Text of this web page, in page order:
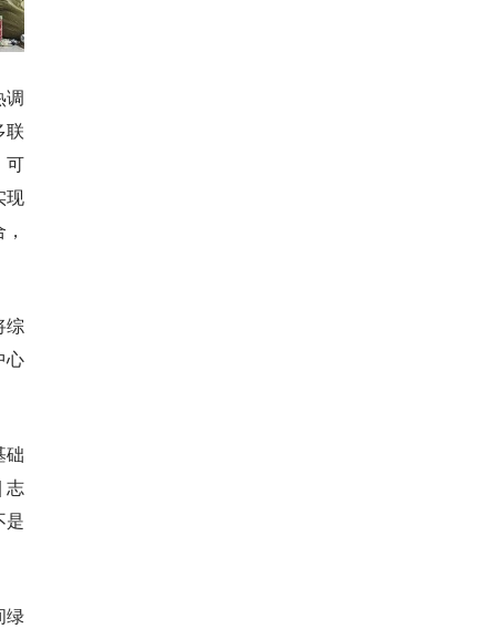
调
联
可
现
综
心
础
志
是
绿